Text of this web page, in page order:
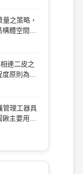
木工程應
之策略，
體空間許
配 (B)適當
連二皮之
原則為面
校正一次
管理工器具
主要用來
用來拍打
剪 2cm 枝